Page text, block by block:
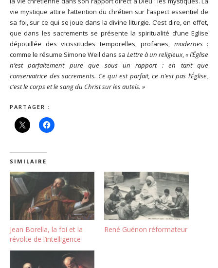
vie mystique attire l’attention du chrétien sur l’aspect essentiel de
sa foi, sur ce qui se joue dans la divine liturgie. C’est dire, en effet,
que dans les sacrements se présente la spiritualité d’une Eglise
dépouillée des vicissitudes temporelles, profanes, modernes:
comme le résume Simone Weil dans sa Lettre à un religieux,« l’Église
n’est parfaitement pure que sous un rapport : en tant que
conservatrice des sacrements. Ce qui est parfait, ce n’est pas l’Église,
c’est le corps et le sang du Christ sur les autels. »
PARTAGER :
SIMILAIRE
Jean Borella, la foi et la
révolte de l’intelligence
René Guénon réformateur